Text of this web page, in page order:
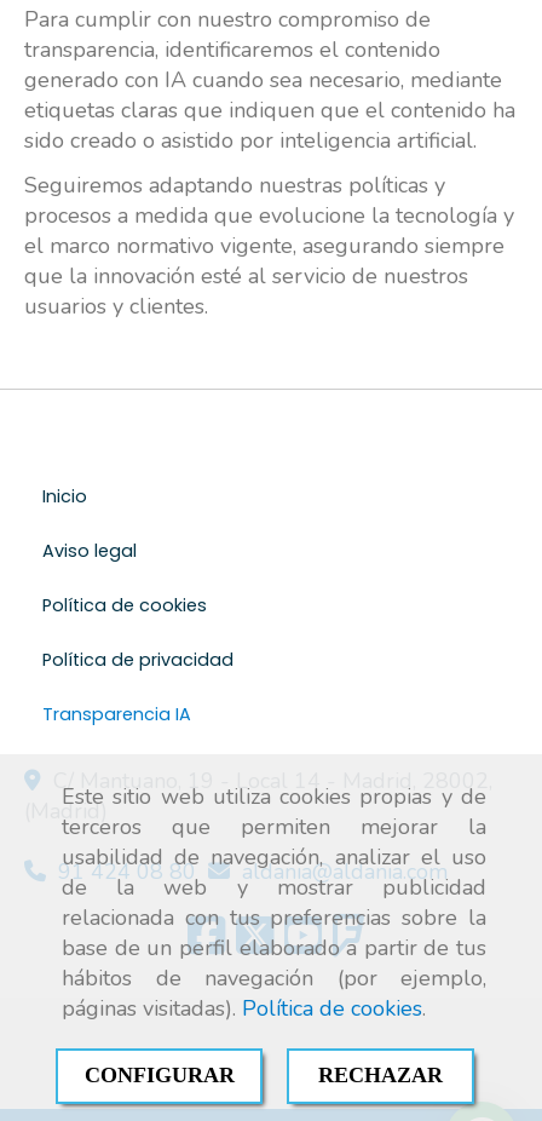
Este sitio web utiliza cookies propias y de
terceros que permiten mejorar la
usabilidad de navegación, analizar el uso
de la web y mostrar publicidad
relacionada con tus preferencias sobre la
base de un perfil elaborado a partir de tus
hábitos de navegación (por ejemplo,
páginas visitadas). Política de cookies.
CONFIGURAR RECHAZAR
Para cumplir con nuestro compromiso de
transparencia, identificaremos el contenido
generado con IA cuando sea necesario, mediante
etiquetas claras que indiquen que el contenido ha
sido creado o asistido por inteligencia artificial.
Seguiremos adaptando nuestras políticas y
procesos a medida que evolucione la tecnología y
el marco normativo vigente, asegurando siempre
que la innovación esté al servicio de nuestros
usuarios y clientes.
Inicio
Aviso legal
Política de cookies
Política de privacidad
Transparencia IA
(Madrid)
91 424 08 80 aldania aldania.com